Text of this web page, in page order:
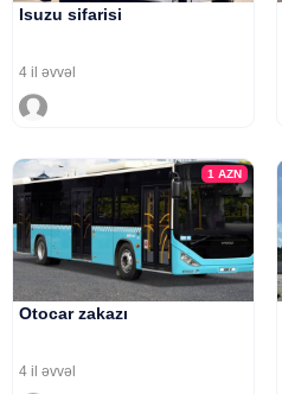
Isuzu sifarisi
4 il əvvəl
1AZN
Otocar zakazı
4 il əvvəl